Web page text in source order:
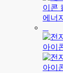
에너